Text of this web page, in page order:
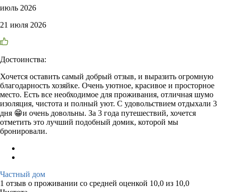
июль 2026
21 июля 2026
Достоинства:
Хочется оставить самый добрый отзыв, и выразить огромную
благодарность хозяйке. Очень уютное, красивое и просторное
место. Есть все необходимое для проживания, отличная шумо
изоляция, чистота и полный уют. С удовольствием отдыхали 3
дня 😁и очень довольны. За 3 года путешествий, хочется
отметить это лучший подобный домик, которой мы
бронировали.
Частный дом
1 отзыв о проживании со средней оценкой 10,0 из 10,0